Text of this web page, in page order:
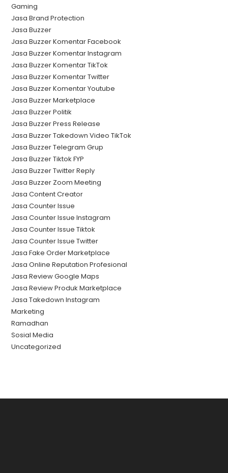
Gaming
Jasa Brand Protection
Jasa Buzzer
Jasa Buzzer Komentar Facebook
Jasa Buzzer Komentar Instagram
Jasa Buzzer Komentar TikTok
Jasa Buzzer Komentar Twitter
Jasa Buzzer Komentar Youtube
Jasa Buzzer Marketplace
Jasa Buzzer Politik
Jasa Buzzer Press Release
Jasa Buzzer Takedown Video TikTok
Jasa Buzzer Telegram Grup
Jasa Buzzer Tiktok FYP
Jasa Buzzer Twitter Reply
Jasa Buzzer Zoom Meeting
Jasa Content Creator
Jasa Counter Issue
Jasa Counter Issue Instagram
Jasa Counter Issue Tiktok
Jasa Counter Issue Twitter
Jasa Fake Order Marketplace
Jasa Online Reputation Profesional
Jasa Review Google Maps
Jasa Review Produk Marketplace
Jasa Takedown Instagram
Marketing
Ramadhan
Sosial Media
Uncategorized